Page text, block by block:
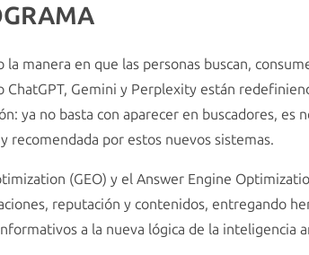
manera en que las personas buscan,
Gemini y Perplexity están
ya no basta con aparecer en buscadores, es
recomendada por estos nuevos sistemas.
(GEO) y el Answer Engine
reputación y contenidos, entregando
a la nueva lógica de la inteligencia